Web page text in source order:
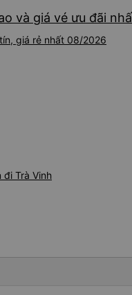
và giá vé ưu đãi
giá rẻ nhất 08/2026
Trà Vinh